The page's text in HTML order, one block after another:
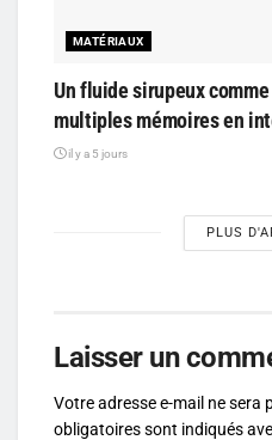
MATÉRIAUX
Un fluide sirupeux
multiples mémoires en
il y a 5 jours
PLUS
Laisser un
Votre adresse e-mail ne sera
obligatoires sont indiqués